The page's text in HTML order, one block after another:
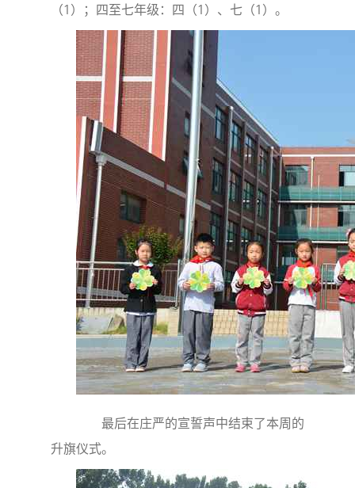
（1）；四至七年级：四（1）、七（1）。
最后在庄严的宣誓声中结束了本周的
升旗仪式。